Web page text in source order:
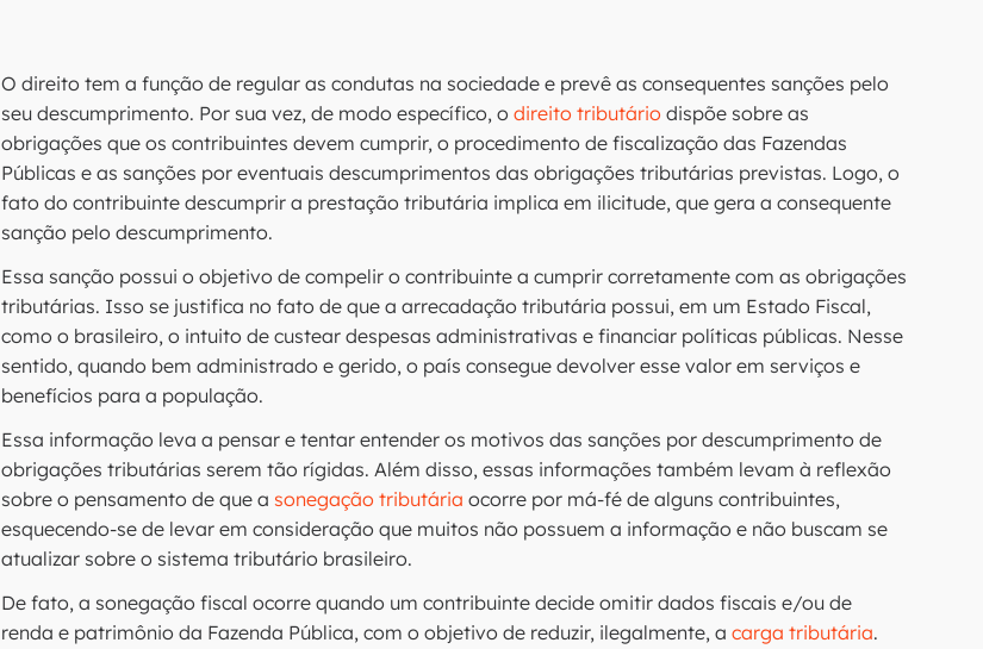
O direito tem a função de regular as condutas na sociedade e prevê as consequentes sanções pelo
seu descumprimento. Por sua vez, de modo específico, o direito tributário dispõe sobre as
obrigações que os contribuintes devem cumprir, o procedimento de fiscalização das Fazendas
Públicas e as sanções por eventuais descumprimentos das obrigações tributárias previstas. Logo, o
fato do contribuinte descumprir a prestação tributária implica em ilicitude, que gera a consequente
sanção pelo descumprimento.
Essa sanção possui o objetivo de compelir o contribuinte a cumprir corretamente com as obrigações
tributárias. Isso se justifica no fato de que a arrecadação tributária possui, em um Estado Fiscal,
como o brasileiro, o intuito de custear despesas administrativas e financiar políticas públicas. Nesse
sentido, quando bem administrado e gerido, o país consegue devolver esse valor em serviços e
benefícios para a população.
Essa informação leva a pensar e tentar entender os motivos das sanções por descumprimento de
obrigações tributárias serem tão rígidas. Além disso, essas informações também levam à reflexão
sobre o pensamento de que a sonegação tributária ocorre por má-fé de alguns contribuintes,
esquecendo-se de levar em consideração que muitos não possuem a informação e não buscam se
atualizar sobre o sistema tributário brasileiro.
De fato, a sonegação fiscal ocorre quando um contribuinte decide omitir dados fiscais e/ou de
renda e patrimônio da Fazenda Pública, com o objetivo de reduzir, ilegalmente, a carga tributária.